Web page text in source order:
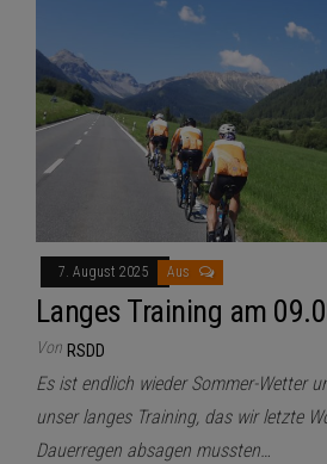
7. August 2025 Aus
Langes Training am
Von RSDD
Es ist endlich wieder Sommer-Wetter
unser langes Training, das wir letzte
Dauerregen absagen mussten…